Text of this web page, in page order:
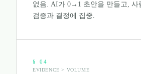
없음. AI가 0→1 초안을 만들고, 사
검증과 결정에 집중.
§ 04
EVIDENCE > VOLUME